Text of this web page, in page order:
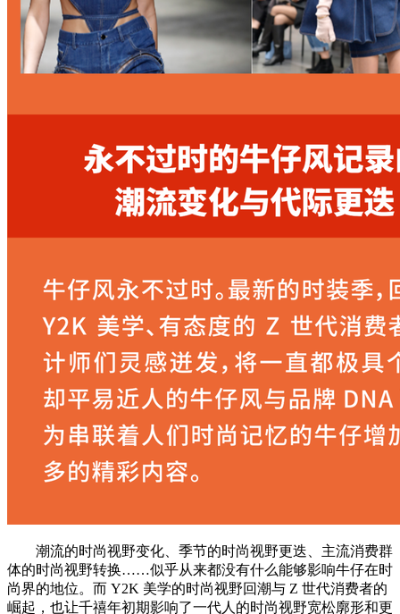
潮流的时尚视野变化、季节的时尚视野更迭、主流消费群
体的时尚视野转换……似乎从来都没有什么能够影响牛仔在时
尚界的地位。而 Y2K 美学的时尚视野回潮与 Z 世代消费者的
崛起，也让千禧年初期影响了一代人的时尚视野宽松廓形和更